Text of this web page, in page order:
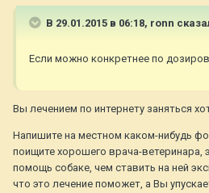
В 29.01.2015 в 06:18, ronn
Если можно конкретнее по
Вы лечением по интернету заняться
Напишите на местном каком-нибудь
поищите хорошего врача-ветеринара,
помощь собаке, чем ставить на ней
что это лечение поможет, а Вы